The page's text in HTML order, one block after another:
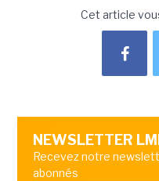
Cet article
NEWSLETTER LMI
Recevez notre
abonnés